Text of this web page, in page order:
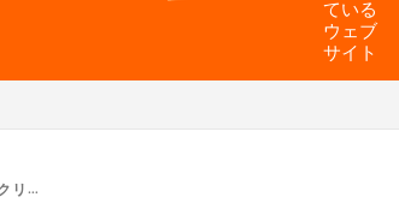
ている
ウェブ
サイト
な方法）